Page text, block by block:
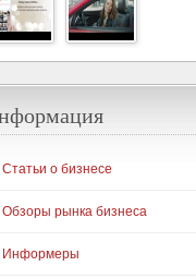
Статьи о бизнесе
Обзоры рынка бизнеса
Информеры